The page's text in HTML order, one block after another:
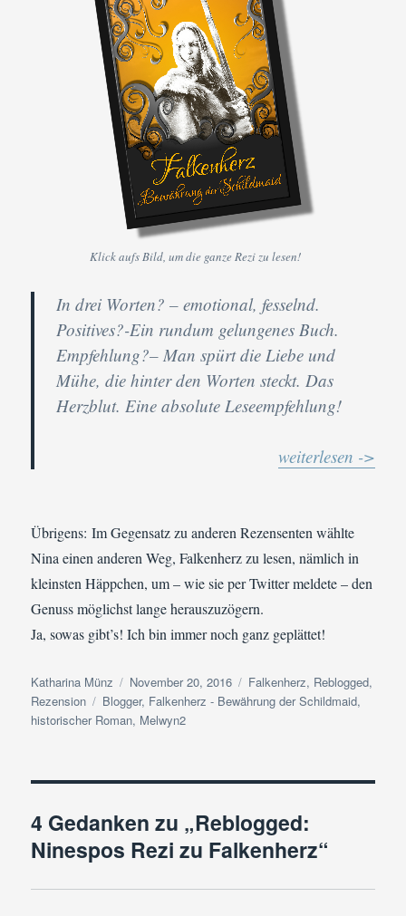
Klick aufs Bild, um die ganze Rezi zu lesen!
In drei Worten? – emotional, fesselnd.
Positives?-Ein rundum gelungenes Buch.
Empfehlung?– Man spürt die Liebe und
Mühe, die hinter den Worten steckt. Das
Herzblut. Eine absolute Leseempfehlung!
weiterlesen ->
Übrigens: Im Gegensatz zu anderen Rezensenten wählte
Nina einen anderen Weg, Falkenherz zu lesen, nämlich in
kleinsten Häppchen, um – wie sie per Twitter meldete – den
Genuss möglichst lange herauszuzögern.
Ja, sowas gibt’s! Ich bin immer noch ganz geplättet!
Autor
Katharina Münz
Veröffentlicht
am
November 20, 2016 Kategorien
Falkenherz, Reblogged,
Rezension
Schlagwörter
Blogger, Falkenherz - Bewährung der Schildmaid,
historischer Roman, Melwyn2
4 Gedanken zu „Reblogged:
Ninespos Rezi zu Falkenherz“